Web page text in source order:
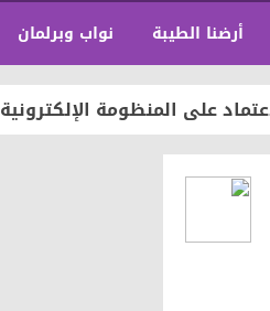
أرضنا الطيبة نواب وبرلمان
على المنظومة الإلكترونية